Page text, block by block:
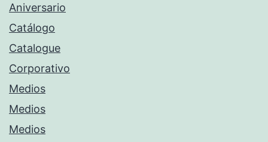
Aniversario
Catálogo
Catalogue
Corporativo
Medios
Medios
Medios